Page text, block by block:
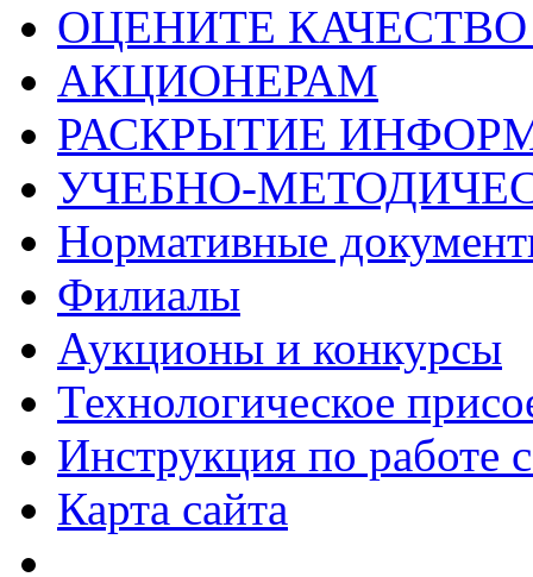
ОЦЕНИТЕ
АКЦИОНЕРАМ
РАСКРЫТИЕ
УЧЕБНО-
Нормативные
Филиалы
Аукционы и конкурсы
Технологическое
Инструкция по работе
Карта сайта